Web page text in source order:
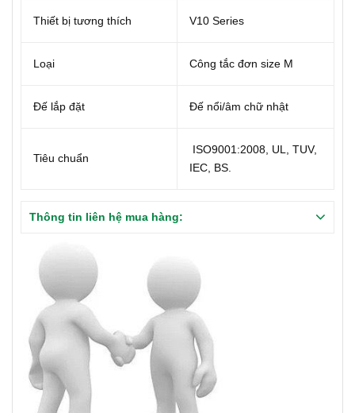
Thiết bị tương thích V10 Series
Loại Công tắc đơn size M
Đế lắp đặt Đế nổi/âm chữ nhật
Tiêu chuẩn
ISO9001:2008, UL, TUV,
IEC, BS.
Thông tin liên hệ mua hàng: